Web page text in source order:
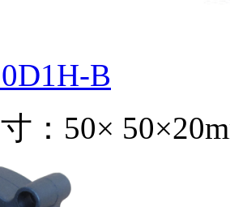
B
：50×